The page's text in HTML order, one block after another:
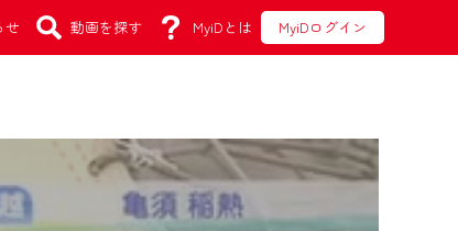
せ 動画を探す MyiDとは MyiDログイン